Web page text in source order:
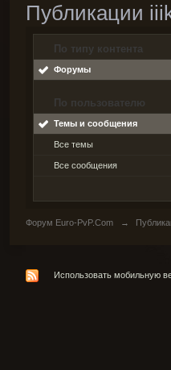
Публикации
По типу контента
Форумы
По пользователю
Темы и сообщения
Все темы
Все сообщения
Форум Euro-PvP.Com →
Использовать мобильную